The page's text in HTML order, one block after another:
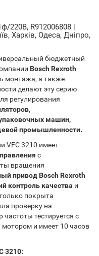
220В, R912006808 |
Харків, Одеса, Дніпро,
бюджетный
Bosch Rexroth
монтажа, а также
делают эту серию
регулирования
машин,
промышленности.
VFC 3210 имеет
с
вращения
привод Bosch Rexroth
контроль качества и
покрыта
проверку на
частоты тестируется с
и имеет 10 часов
3210: